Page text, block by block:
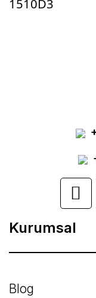
Ürün resmi
Ürün
Ürün
Ürün fiyatı
Bu ürüne
Kurumsal
Blog